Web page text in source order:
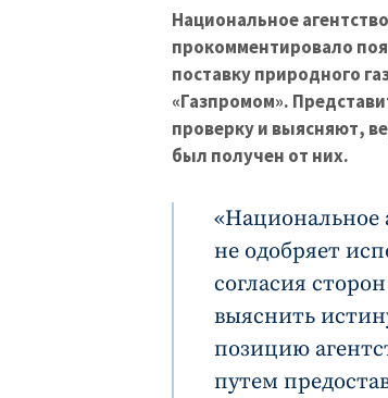
Национальное
прокомментировало
поставку природного
«Газпромом».
проверку и выясняют,
был получен от них.
«Национальное
не одобряет
согласия
выяснить
позицию
путем